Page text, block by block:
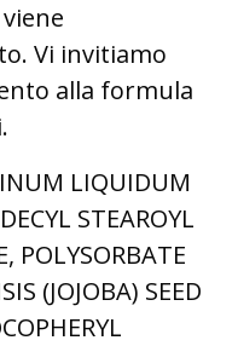
Vi invitiamo
alla formula
LIQUIDUM
STEAROYL
POLYSORBATE
(JOJOBA) SEED